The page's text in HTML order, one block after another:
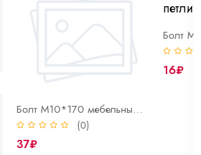
Болт М10*170 мебельный DIN 603 оцинк
(0)
37₽
16₽